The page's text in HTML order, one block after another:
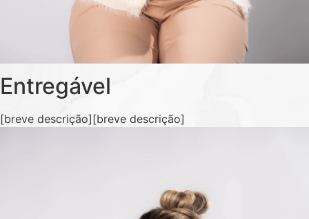
Entregável
[breve descrição][breve descrição]